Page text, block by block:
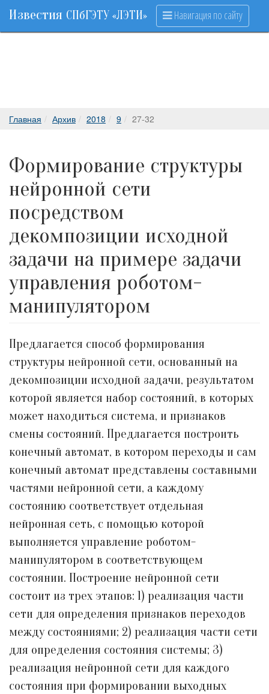
Известия СПбГЭТУ «ЛЭТИ» Навигация по сайту
Главная Архив 2018 9 27-32
Формирование структуры
нейронной сети
посредством
декомпозиции исходной
задачи на примере задачи
управления роботом-
манипулятором
Предлагается способ формирования
структуры нейронной сети, основанный на
декомпозиции исходной задачи, результатом
которой является набор состояний, в которых
может находиться система, и признаков
смены состояний. Предлагается построить
конечный автомат, в котором переходы и сам
конечный автомат представлены составными
частями нейронной сети, а каждому
состоянию соответствует отдельная
нейронная сеть, с помощью которой
выполняется управление роботом-
манипулятором в соответствующем
состоянии. Построение нейронной сети
состоит из трех этапов: 1) реализация части
сети для определения признаков переходов
между состояниями; 2) реализация части сети
для определения состояния системы; 3)
реализация нейронной сети для каждого
состояния при формировании выходных